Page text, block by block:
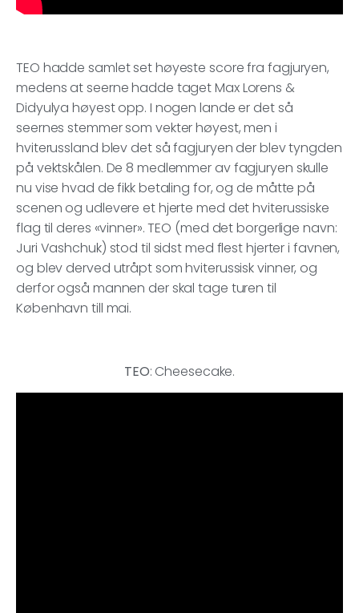
TEO hadde samlet set høyeste score fra fagjuryen,
medens at seerne hadde taget Max Lorens &
Didyulya høyest opp. I nogen lande er det så
seernes stemmer som vekter høyest, men i
hviterussland blev det så fagjuryen der blev tyngden
på vektskålen. De 8 medlemmer av fagjuryen skulle
nu vise hvad de fikk betaling for, og de måtte på
scenen og udlevere et hjerte med det hviterussiske
flag til deres «vinner». TEO (med det borgerlige navn:
Juri Vashchuk) stod til sidst med flest hjerter i favnen,
og blev derved utråpt som hviterussisk vinner, og
derfor også mannen der skal tage turen til
København till mai.
TEO: Cheesecake.